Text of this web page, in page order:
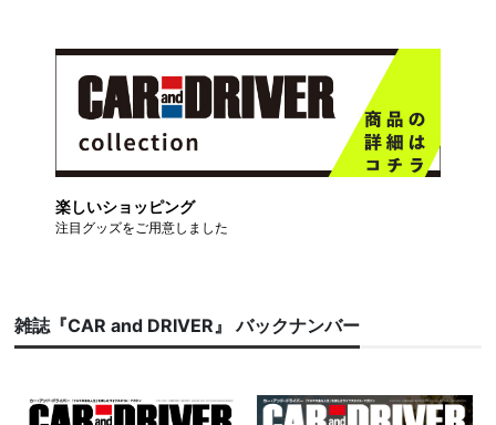
楽しいショッピング
注目グッズをご用意しました
雑誌『CAR and DRIVER』 バックナンバー